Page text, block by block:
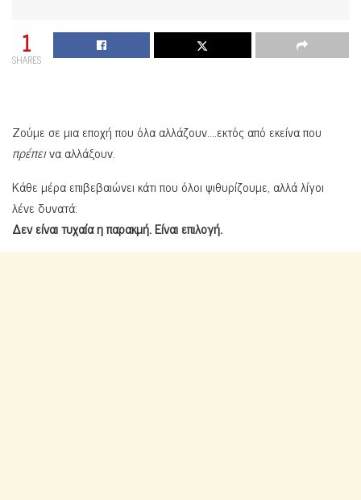
1
SHARES
Ζούμε σε μια εποχή που όλα αλλάζουν….εκτός από εκείνα που
πρέπεινα αλλάξουν.
Κάθε μέρα επιβεβαιώνει κάτι που όλοι ψιθυρίζουμε, αλλά λίγοι
λένε δυνατά:
Δεν είναι τυχαία η παρακμή. Είναι επιλογή.